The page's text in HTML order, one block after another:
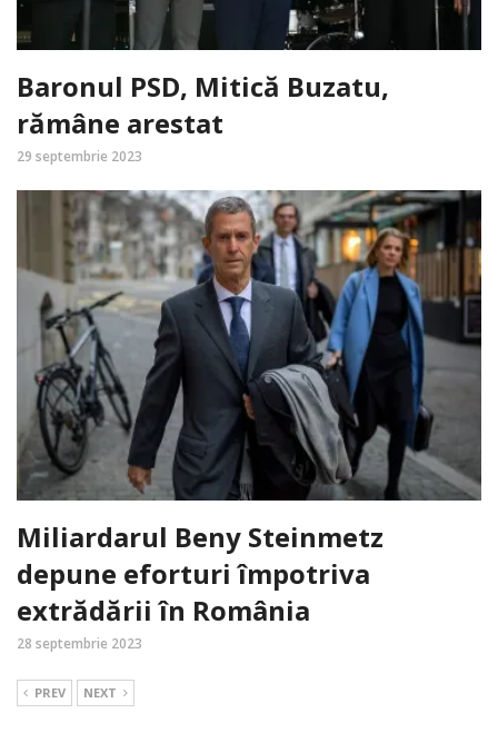
Baronul PSD, Mitică Buzatu,
rămâne arestat
29 septembrie 2023
Miliardarul Beny Steinmetz
depune eforturi împotriva
extrădării în România
28 septembrie 2023
PREV NEXT